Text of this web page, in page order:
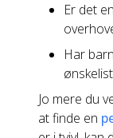
Er det
Har
Jo mere du
at finde en